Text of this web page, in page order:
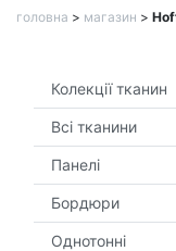
головна > магазин >
Колекції тканин
Всі тканини
Панелі
Бордюри
Однотонні